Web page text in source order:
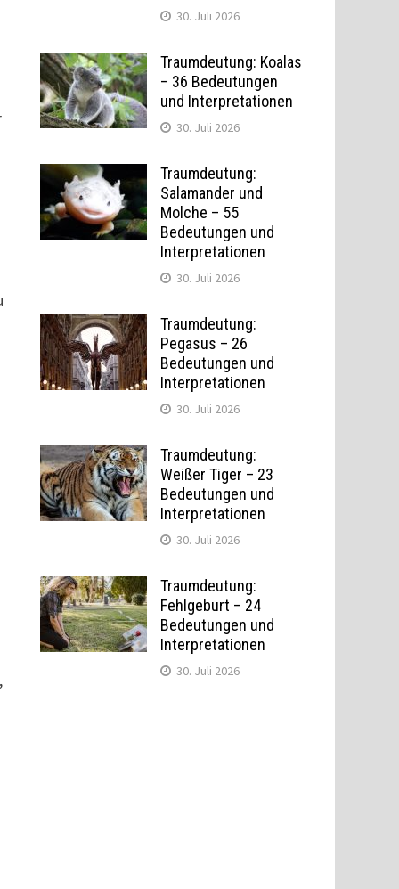
30. Juli 2026
Traumdeutung: Koalas
– 36 Bedeutungen
und Interpretationen
30. Juli 2026
Traumdeutung:
Salamander und
Molche – 55
Bedeutungen und
Interpretationen
30. Juli 2026
Traumdeutung:
Pegasus – 26
Bedeutungen und
Interpretationen
30. Juli 2026
Traumdeutung:
Weißer Tiger – 23
Bedeutungen und
Interpretationen
30. Juli 2026
Traumdeutung:
Fehlgeburt – 24
Bedeutungen und
Interpretationen
30. Juli 2026